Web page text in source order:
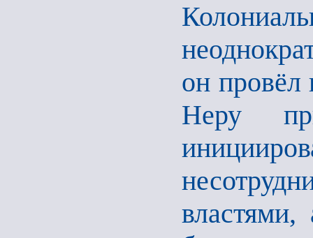
он провёл
Неру